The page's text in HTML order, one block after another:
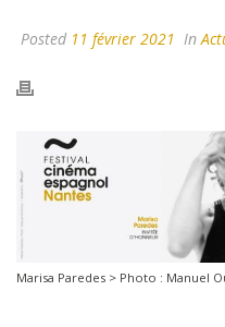
Posted 11 février 2021 In
Marisa Paredes > Photo : Manuel